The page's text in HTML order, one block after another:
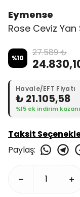
Eymense
Rose Ceviz
%10 27.589 ₺
Havale/EFT Fiyatı
₺ 21.105,58
%15 ek indirim
Taksit
Paylaş: